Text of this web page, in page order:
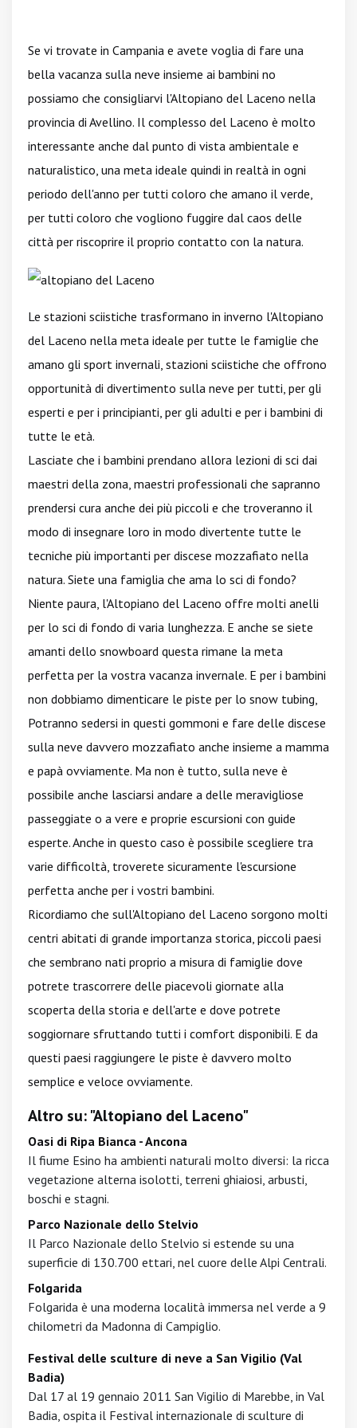
Se vi trovate in Campania e avete voglia di fare una
bella vacanza sulla neve insieme ai bambini no
possiamo che consigliarvi l'Altopiano del Laceno nella
provincia di Avellino. Il complesso del Laceno è molto
interessante anche dal punto di vista ambientale e
naturalistico, una meta ideale quindi in realtà in ogni
periodo dell'anno per tutti coloro che amano il verde,
per tutti coloro che vogliono fuggire dal caos delle
città per riscoprire il proprio contatto con la natura.
Le stazioni sciistiche trasformano in inverno l'Altopiano
del Laceno nella meta ideale per tutte le famiglie che
amano gli sport invernali, stazioni sciistiche che offrono
opportunità di divertimento sulla neve per tutti, per gli
esperti e per i principianti, per gli adulti e per i bambini di
tutte le età.
Lasciate che i bambini prendano allora lezioni di sci dai
maestri della zona, maestri professionali che sapranno
prendersi cura anche dei più piccoli e che troveranno il
modo di insegnare loro in modo divertente tutte le
tecniche più importanti per discese mozzafiato nella
natura. Siete una famiglia che ama lo sci di fondo?
Niente paura, l'Altopiano del Laceno offre molti anelli
per lo sci di fondo di varia lunghezza. E anche se siete
amanti dello snowboard questa rimane la meta
perfetta per la vostra vacanza invernale. E per i bambini
non dobbiamo dimenticare le piste per lo snow tubing,
Potranno sedersi in questi gommoni e fare delle discese
sulla neve davvero mozzafiato anche insieme a mamma
e papà ovviamente. Ma non è tutto, sulla neve è
possibile anche lasciarsi andare a delle meravigliose
passeggiate o a vere e proprie escursioni con guide
esperte. Anche in questo caso è possibile scegliere tra
varie difficoltà, troverete sicuramente l'escursione
perfetta anche per i vostri bambini.
Ricordiamo che sull'Altopiano del Laceno sorgono molti
centri abitati di grande importanza storica, piccoli paesi
che sembrano nati proprio a misura di famiglie dove
potrete trascorrere delle piacevoli giornate alla
scoperta della storia e dell'arte e dove potrete
soggiornare sfruttando tutti i comfort disponibili. E da
questi paesi raggiungere le piste è davvero molto
semplice e veloce ovviamente.
Altro su: "Altopiano del Laceno"
Oasi di Ripa Bianca - Ancona
Il fiume Esino ha ambienti naturali molto diversi: la ricca
vegetazione alterna isolotti, terreni ghiaiosi, arbusti,
boschi e stagni.
Parco Nazionale dello Stelvio
Il Parco Nazionale dello Stelvio si estende su una
superficie di 130.700 ettari, nel cuore delle Alpi Centrali.
Folgarida
Folgarida è una moderna località immersa nel verde a 9
chilometri da Madonna di Campiglio.
Festival delle sculture di neve a San Vigilio (Val
Badia)
Dal 17 al 19 gennaio 2011 San Vigilio di Marebbe, in Val
Badia, ospita il Festival internazionale di sculture di